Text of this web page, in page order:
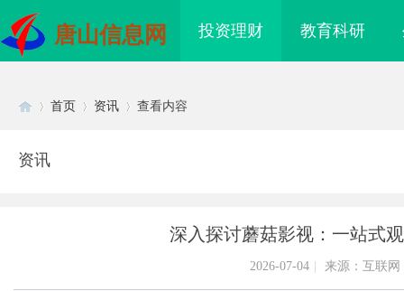
唐山信息网 投资理财 教育科研
首页 资讯 查看内容
资讯
深入探讨蘑菇影视：一站式
2026-07-04 来源：互联网